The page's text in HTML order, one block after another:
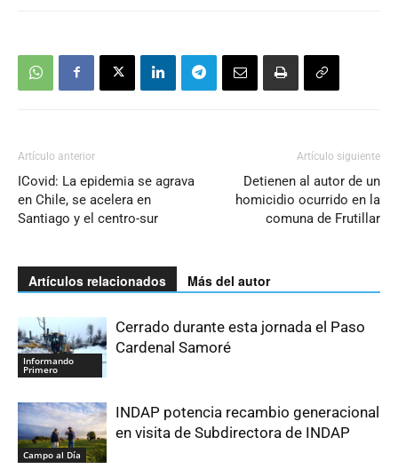
Artículo anterior
ICovid: La epidemia se agrava
en Chile, se acelera en
Santiago y el centro-sur
Artículo siguiente
Detienen al autor de un
homicidio ocurrido en la
comuna de Frutillar
Artículos relacionados Más del autor
Informando
Primero
Cerrado durante esta jornada el Paso
Cardenal Samoré
Campo al Día
INDAP potencia recambio generacional
en visita de Subdirectora de INDAP